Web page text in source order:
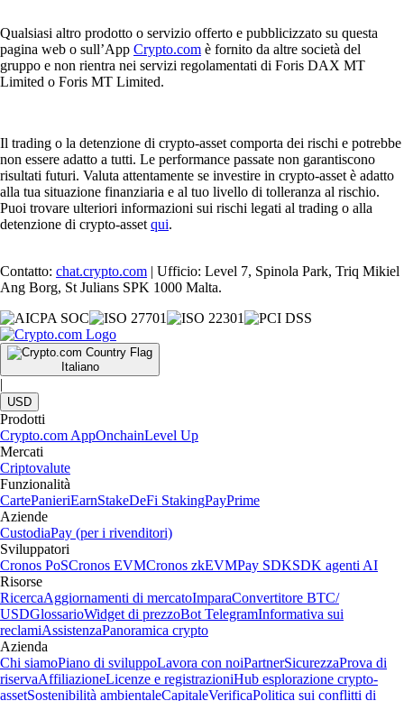
Qualsiasi altro prodotto o servizio offerto e pubblicizzato su questa
pagina web o sull’App Crypto.com è fornito da altre società del
gruppo e non rientra nei servizi regolamentati di Foris DAX MT
Limited o Foris MT Limited.
Il trading o la detenzione di crypto-asset comporta dei rischi e potrebbe
non essere adatto a tutti. Le performance passate non garantiscono
risultati futuri. Valuta attentamente se investire in crypto-asset è adatto
alla tua situazione finanziaria e al tuo livello di tolleranza al rischio.
Puoi trovare ulteriori informazioni sui rischi legati al trading o alla
detenzione di crypto-asset qui.
Contatto: chat.crypto.com | Ufficio: Level 7, Spinola Park, Triq Mikiel
Ang Borg, St Julians SPK 1000 Malta.
Italiano
|
USD
Prodotti
Crypto.com AppOnchainLevel Up
Mercati
Criptovalute
Funzionalità
CartePanieriEarnStakeDeFi StakingPayPrime
Aziende
CustodiaPay (per i rivenditori)
Sviluppatori
Cronos PoSCronos EVMCronos zkEVMPay SDKSDK agenti AI
Risorse
RicercaAggiornamenti di mercatoImparaConvertitore BTC/
USDGlossarioWidget di prezzoBot TelegramInformativa sui
reclamiAssistenzaPanoramica crypto
Azienda
Chi siamoPiano di sviluppoLavora con noiPartnerSicurezzaProva di
riservaAffiliazioneLicenze e registrazioniHub esplorazione crypto-
assetSostenibilità ambientaleCapitaleVerificaPolitica sui conflitti di